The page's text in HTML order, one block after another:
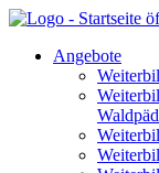
Angebote